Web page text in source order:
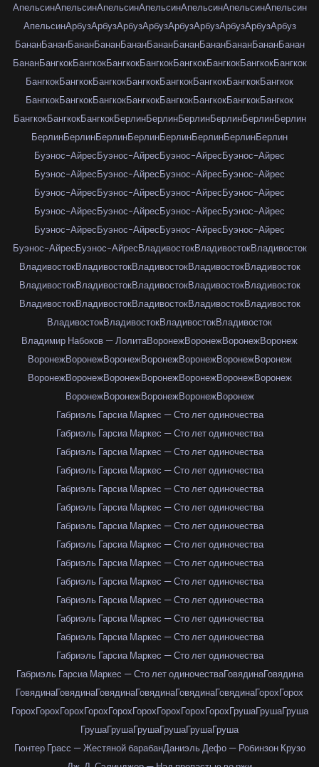
АпельсинАпельсинАпельсинАпельсинАпельсинАпельсинАпельсин
АпельсинАрбузАрбузАрбузАрбузАрбузАрбузАрбузАрбузАрбуз
БананБананБананБананБананБананБананБананБананБананБанан
БананБангкокБангкокБангкокБангкокБангкокБангкокБангкокБангкок
БангкокБангкокБангкокБангкокБангкокБангкокБангкокБангкок
БангкокБангкокБангкокБангкокБангкокБангкокБангкокБангкок
БангкокБангкокБангкокБерлинБерлинБерлинБерлинБерлинБерлин
БерлинБерлинБерлинБерлинБерлинБерлинБерлинБерлин
Буэнос-АйресБуэнос-АйресБуэнос-АйресБуэнос-Айрес
Буэнос-АйресБуэнос-АйресБуэнос-АйресБуэнос-Айрес
Буэнос-АйресБуэнос-АйресБуэнос-АйресБуэнос-Айрес
Буэнос-АйресБуэнос-АйресБуэнос-АйресБуэнос-Айрес
Буэнос-АйресБуэнос-АйресБуэнос-АйресБуэнос-Айрес
Буэнос-АйресБуэнос-АйресВладивостокВладивостокВладивосток
ВладивостокВладивостокВладивостокВладивостокВладивосток
ВладивостокВладивостокВладивостокВладивостокВладивосток
ВладивостокВладивостокВладивостокВладивостокВладивосток
ВладивостокВладивостокВладивостокВладивосток
Владимир Набоков — ЛолитаВоронежВоронежВоронежВоронеж
ВоронежВоронежВоронежВоронежВоронежВоронежВоронеж
ВоронежВоронежВоронежВоронежВоронежВоронежВоронеж
ВоронежВоронежВоронежВоронежВоронеж
Габриэль Гарсиа Маркес — Сто лет одиночества
Габриэль Гарсиа Маркес — Сто лет одиночества
Габриэль Гарсиа Маркес — Сто лет одиночества
Габриэль Гарсиа Маркес — Сто лет одиночества
Габриэль Гарсиа Маркес — Сто лет одиночества
Габриэль Гарсиа Маркес — Сто лет одиночества
Габриэль Гарсиа Маркес — Сто лет одиночества
Габриэль Гарсиа Маркес — Сто лет одиночества
Габриэль Гарсиа Маркес — Сто лет одиночества
Габриэль Гарсиа Маркес — Сто лет одиночества
Габриэль Гарсиа Маркес — Сто лет одиночества
Габриэль Гарсиа Маркес — Сто лет одиночества
Габриэль Гарсиа Маркес — Сто лет одиночества
Габриэль Гарсиа Маркес — Сто лет одиночества
Габриэль Гарсиа Маркес — Сто лет одиночестваГовядинаГовядина
ГовядинаГовядинаГовядинаГовядинаГовядинаГовядинаГорохГорох
ГорохГорохГорохГорохГорохГорохГорохГорохГорохГрушаГрушаГруша
ГрушаГрушаГрушаГрушаГрушаГруша
Гюнтер Грасс — Жестяной барабанДаниэль Дефо — Робинзон Крузо